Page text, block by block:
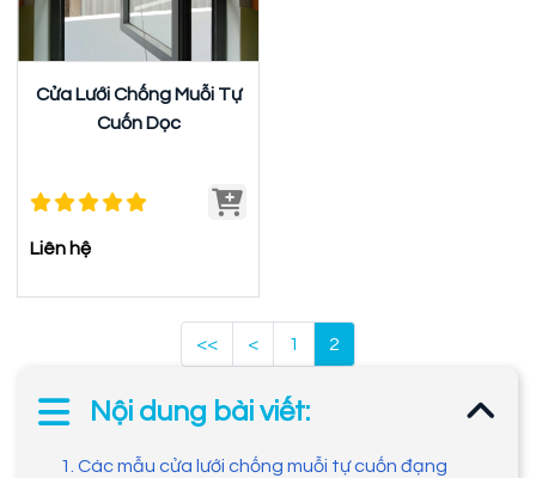
Cửa Lưới Chống Muỗi Tự
Cuốn Dọc
Liên hệ
<< < 1 2
Nội dung bài viết:
1. Các mẫu cửa lưới chống muỗi tự cuốn đạng